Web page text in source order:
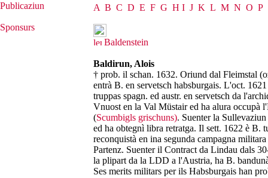
Publicaziun
Sponsurs
A B C D E F G H I J K L M N O P
Baldenstein
Baldirun, Alois
† prob. il schan. 1632. Oriund dal Fleimstal
entrà B. en servetsch habsburgais. L'oct.
truppas spagn. ed austr. en servetsch da
Vnuost en la Val Müstair ed ha alura occupà
(Scumbigls grischuns). Suenter la
ed ha obtegnì libra retratga. Il sett. 1622 è B.
reconquistà en ina segunda campagna
Partenz. Suenter il Contract da Lindau dals
la plipart da la LDD a l'Austria, ha B.
Ses merits militars per ils Habsburgais han